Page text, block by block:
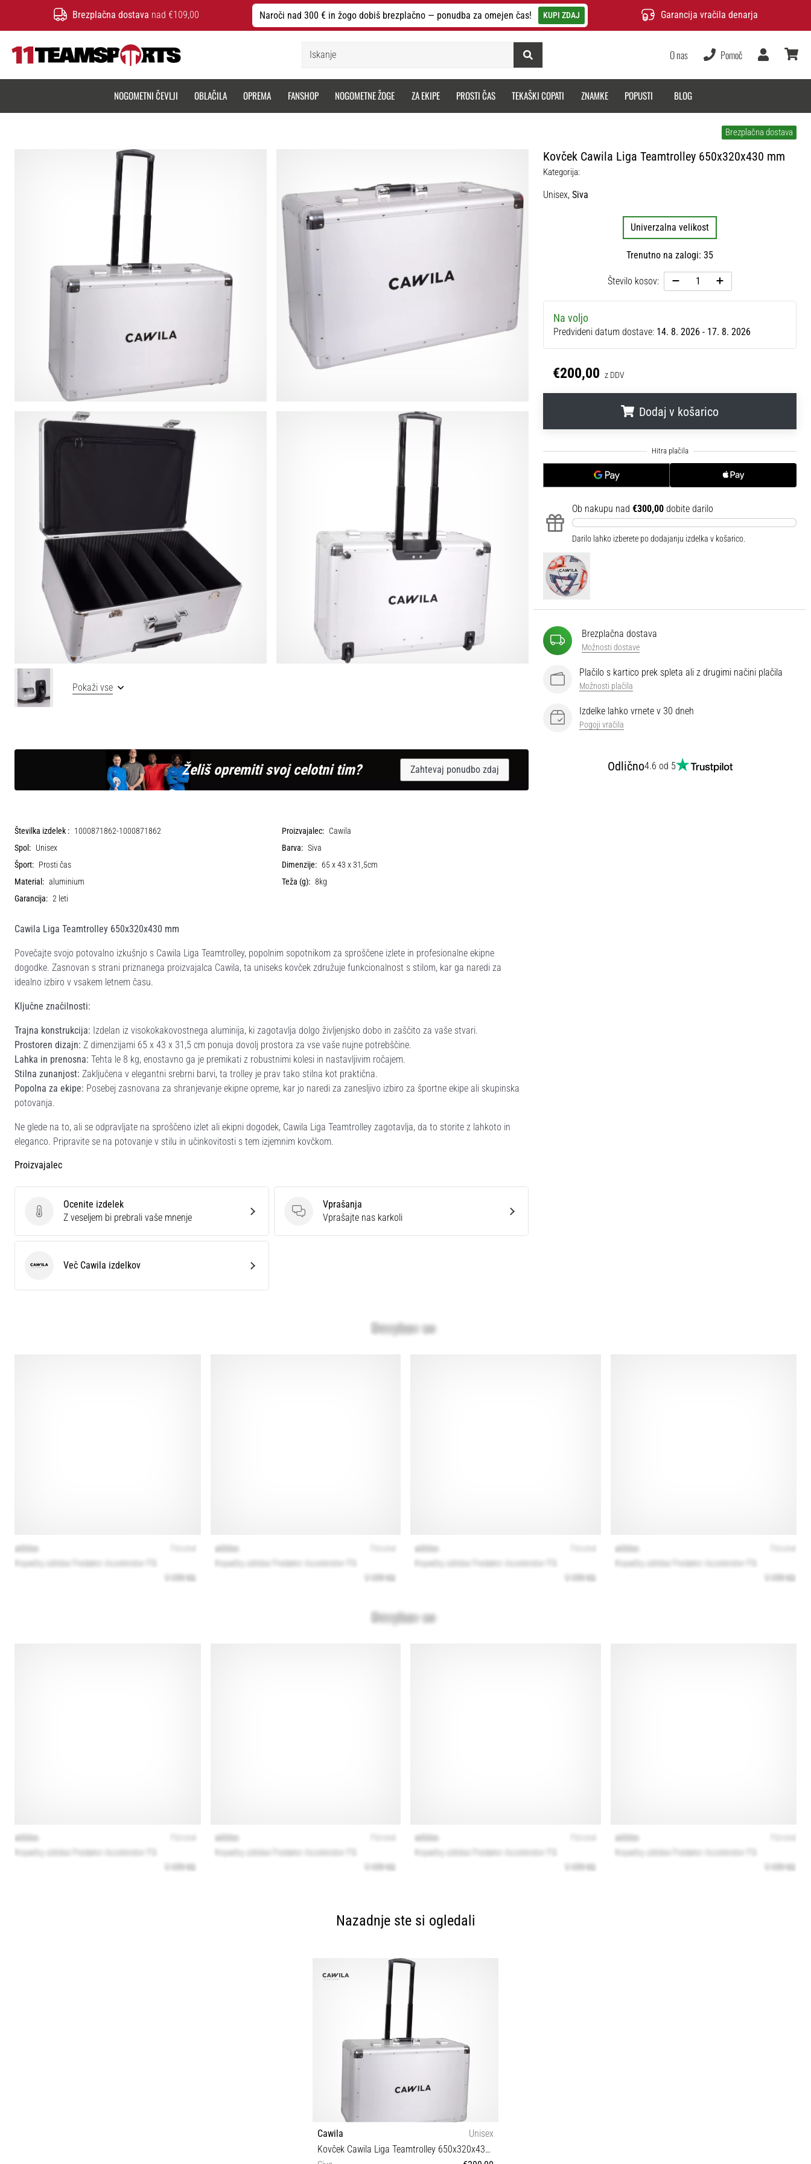
Brezplačna dostava nad €109,00 Naroči nad 300 € in žogo dobiš brezplačno — ponudba za omejen čas! KUPI ZDAJ Garancija vračila denarja
Iskanje
O nas Pomoč
Uporabnik
NOGOMETNI ČEVLJI OBLAČILA OPREMA FANSHOP NOGOMETNE ŽOGE ZA EKIPE PROSTI ČAS TEKAŠKI COPATI ZNAMKE POPUSTI BLOG
Brezplačna dostava
Kovček Cawila Liga Teamtrolley 650x320x430 mm
Kategorija:
Unisex, Siva
Univerzalna velikost
Trenutno na zalogi: 35
Število kosov:
Na voljo
Predvideni datum dostave: 14. 8. 2026 - 17. 8. 2026
€200,00 z DDV
Dodaj v košarico
Ob nakupu nad €300,00 dobite darilo
Darilo lahko izberete po dodajanju izdelka v košarico.
Brezplačna dostava
Možnosti dostave
Plačilo s kartico prek spleta ali z drugimi načini plačila
Možnosti plačila
Izdelke lahko vrnete v 30 dneh
Pogoji vračila
Odlično4.6 od 5
Pokaži vse
Želiš opremiti svoj celotni tim? Zahtevaj ponudbo zdaj
Številka izdelek : 1000871862-1000871862 Proizvajalec: Cawila
Spol: Unisex Barva: Siva
Šport: Prosti čas Dimenzije: 65 x 43 x 31,5cm
Material: aluminium Teža (g): 8kg
Garancija: 2 leti
Cawila Liga Teamtrolley 650x320x430 mm
Povečajte svojo potovalno izkušnjo s Cawila Liga Teamtrolley, popolnim sopotnikom za sproščene izlete in profesionalne ekipne
dogodke. Zasnovan s strani priznanega proizvajalca Cawila, ta uniseks kovček združuje funkcionalnost s stilom, kar ga naredi za
idealno izbiro v vsakem letnem času.
Ključne značilnosti:
Trajna konstrukcija: Izdelan iz visokokakovostnega aluminija, ki zagotavlja dolgo življenjsko dobo in zaščito za vaše stvari.
Prostoren dizajn: Z dimenzijami 65 x 43 x 31,5 cm ponuja dovolj prostora za vse vaše nujne potrebščine.
Lahka in prenosna: Tehta le 8 kg, enostavno ga je premikati z robustnimi kolesi in nastavljivim ročajem.
Stilna zunanjost: Zaključena v elegantni srebrni barvi, ta trolley je prav tako stilna kot praktična.
Popolna za ekipe: Posebej zasnovana za shranjevanje ekipne opreme, kar jo naredi za zanesljivo izbiro za športne ekipe ali skupinska
potovanja.
Ne glede na to, ali se odpravljate na sproščeno izlet ali ekipni dogodek, Cawila Liga Teamtrolley zagotavlja, da to storite z lahkoto in
eleganco. Pripravite se na potovanje v stilu in učinkovitosti s tem izjemnim kovčkom.
Proizvajalec
Ocenite izdelek
Ocenite izdelek
Z veseljem bi prebrali vaše mnenje
Vprašanja
Vprašanja
Vprašajte nas karkoli
Cawila Več Cawila izdelkov
Nazadnje ste si ogledali
Cawila
Unisex
Kovček Cawila Liga Teamtrolley 650x320x430 mm